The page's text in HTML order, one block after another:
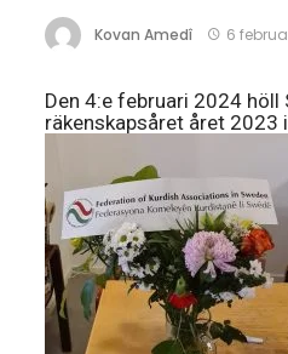
Kovan Amedî 6
Den 4:e februari 2024
räkenskapsåret året 2023